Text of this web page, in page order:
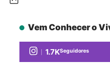
Vem Conhecer o
1.7KSeguidores